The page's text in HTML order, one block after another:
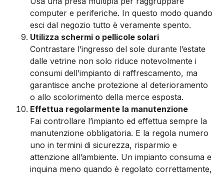
computer e periferiche. In questo modo quando
esci dal negozio tutto è veramente spento.
Utilizza schermi o pellicole solari
Contrastare l’ingresso del sole durante l’estate
dalle vetrine non solo riduce notevolmente i
consumi dell’impianto di raffrescamento, ma
garantisce anche protezione al deterioramento
o allo scolorimento della merce esposta.
Effettua regolarmente la manutenzione
Fai controllare l’impianto ed effettua sempre la
manutenzione obbligatoria. E la regola numero
uno in termini di sicurezza, risparmio e
attenzione all’ambiente. Un impianto consuma e
inquina meno quando è regolato correttamente,